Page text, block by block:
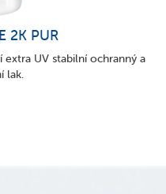
2K PUR
UV stabilní ochranný a
lak.